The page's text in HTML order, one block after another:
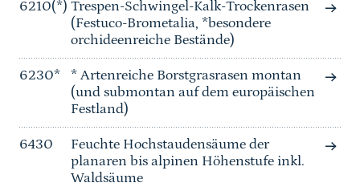
6210(*) Trespen-Schwingel-Kalk-Trockenrasen
(Festuco-Brometalia, *besondere
orchideenreiche Bestände)
6230*
* Artenreiche Borstgrasrasen montan
(und submontan auf dem europäischen
Festland)
6430
Feuchte Hochstaudensäume der
planaren bis alpinen Höhenstufe inkl.
Waldsäume